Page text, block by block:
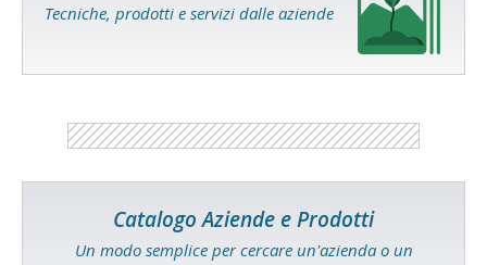
Tecniche, prodotti e servizi dalle aziende
Catalogo Aziende e Prodotti
Un modo semplice per cercare un'azienda o un